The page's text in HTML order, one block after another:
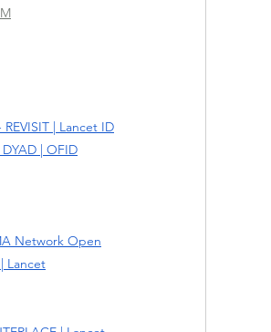
| Lancet ID
| OFID
Network Open
Lancet